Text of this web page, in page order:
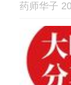
药师华子